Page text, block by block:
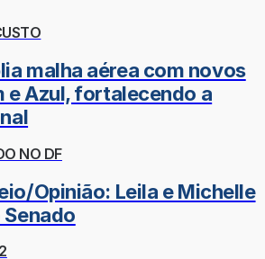
malha aérea com novos
e Azul, fortalecendo a
NO DF
Opinião: Leila e Michelle